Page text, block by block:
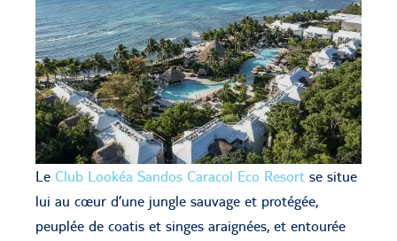
Le Club Lookéa Sandos Caracol Eco Resort se situe
lui au cœur d’une jungle sauvage et protégée,
peuplée de coatis et singes araignées, et entourée